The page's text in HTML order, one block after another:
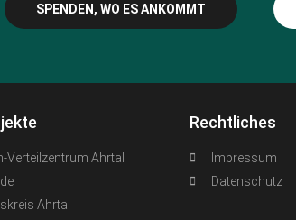
SPENDEN, WO ES ANKOMMT
Verteilzentrum Ahrtal
Ahrtal
Rechtliches
Impressum
Datenschutz